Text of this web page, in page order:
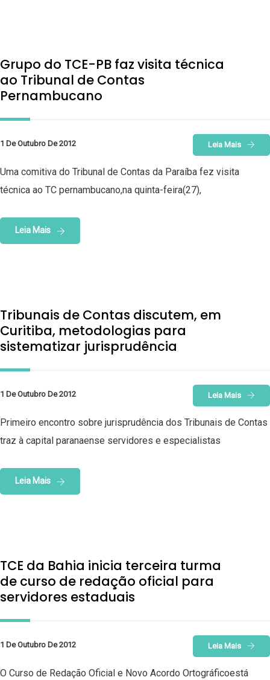
Grupo do TCE-PB faz visita técnica
ao Tribunal de Contas
Pernambucano
1 De Outubro De 2012 Leia Mais
Uma comitiva do Tribunal de Contas da Paraíba fez visita
técnica ao TC pernambucano,na quinta-feira(27),
Leia Mais
Tribunais de Contas discutem, em
Curitiba, metodologias para
sistematizar jurisprudência
1 De Outubro De 2012 Leia Mais
Primeiro encontro sobre jurisprudência dos Tribunais de Contas
traz à capital paranaense servidores e especialistas
Leia Mais
TCE da Bahia inicia terceira turma
de curso de redação oficial para
servidores estaduais
1 De Outubro De 2012 Leia Mais
O Curso de Redação Oficial e Novo Acordo Ortográficoestá